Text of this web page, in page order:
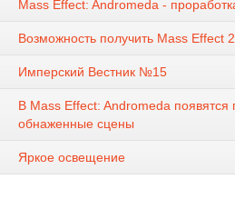
Mass Effect: Andromeda -
Возможность получить Mass Effect
Имперский Вестник №15
В Mass Effect: Andromeda появятся
обнаженные сцены
Яркое освещение